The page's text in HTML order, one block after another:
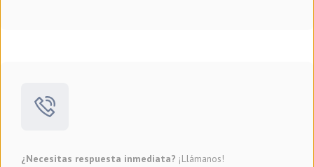
¿Necesitas respuesta inmediata? ¡Llámanos!